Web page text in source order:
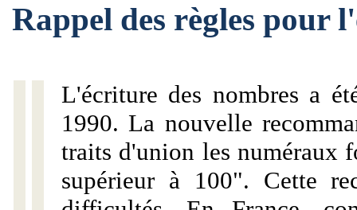
Rappel des règles pour
L'écriture des nombres a
1990. La nouvelle
traits d'union les numéraux
supérieur à 100". Cette